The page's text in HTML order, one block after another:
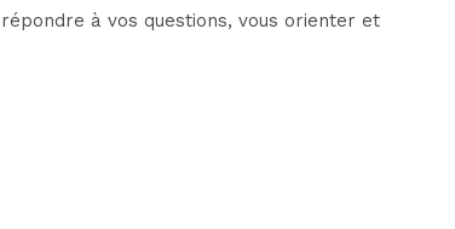
à vos questions, vous orienter et